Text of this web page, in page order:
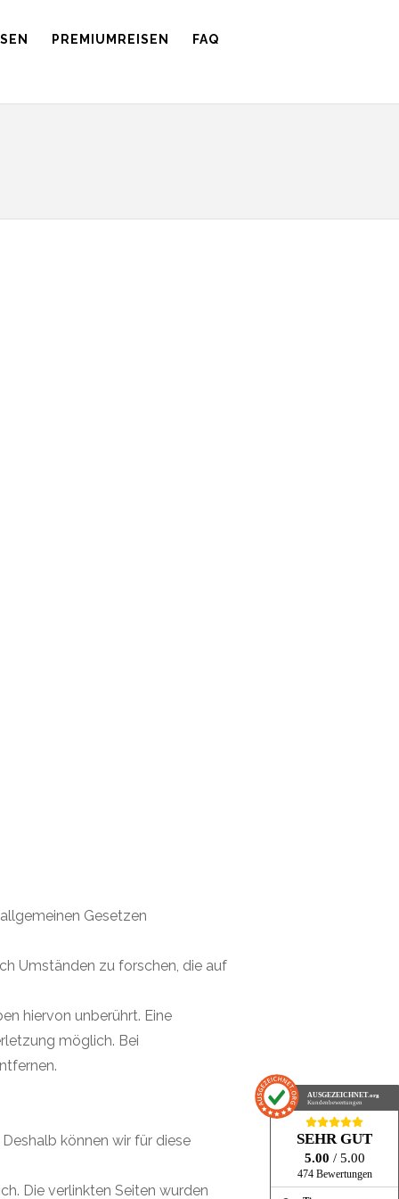
AUSGEZEICHNET .org
Kundenbewertungen
SEHR GUT
5.00 / 5.00
474 Bewertungen
PREMIUMREISEN FAQ
Gesetzen
Umständen zu forschen, die auf
hiervon unberührt. Eine
möglich. Bei
können wir für diese
Die verlinkten Seiten wurden